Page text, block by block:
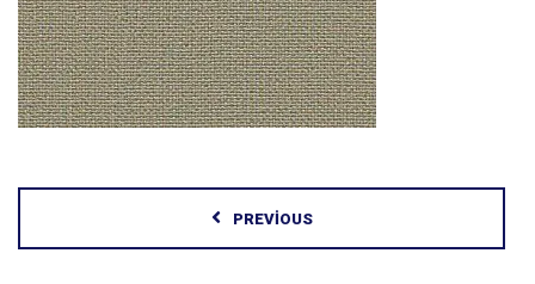
PREVIOUS